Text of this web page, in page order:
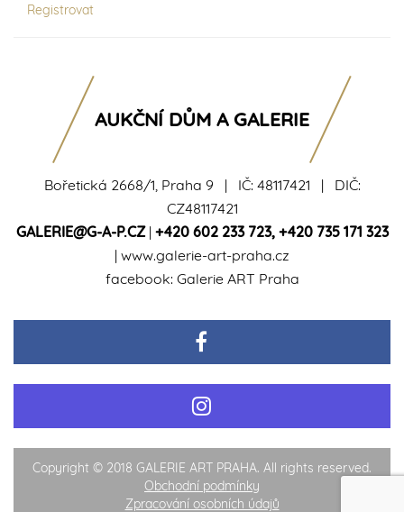
Registrovat
Bořetická 2668/1, Praha 9 | IČ: 48117421 | DIČ:
CZ48117421
GALERIE@G-A-P.CZ| +420 602 233 723, +420 735 171 323
| www.galerie-art-praha.cz
facebook: Galerie ART Praha
AUKČNÍ DŮM A GALERIE
Copyright © 2018 GALERIE ART PRAHA. All rights reserved.
Obchodní podmínky
Zpracování osobních údajů